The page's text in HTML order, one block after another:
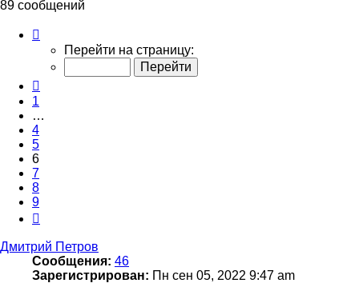
89 сообщений
Перейти на страницу:
1
…
4
5
6
7
8
9
Дмитрий Петров
Сообщения: 46
Зарегистрирован: Пн сен 05, 2022 9:47 am